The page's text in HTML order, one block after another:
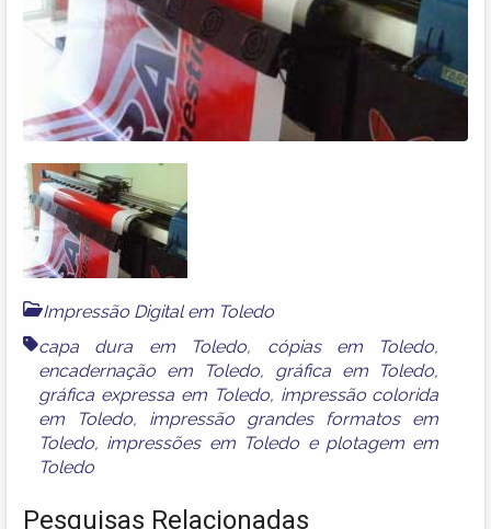
Impressão Digital em Toledo
capa dura em Toledo, cópias em Toledo,
encadernação em Toledo, gráfica em Toledo,
gráfica expressa em Toledo, impressão colorida
em Toledo, impressão grandes formatos em
Toledo, impressões em Toledo e plotagem em
Toledo
Pesquisas Relacionadas